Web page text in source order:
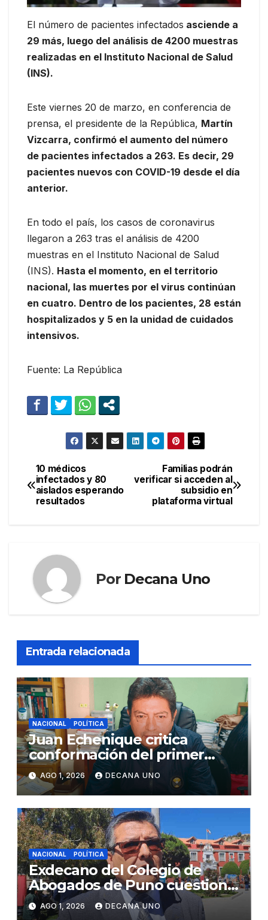
El número de pacientes infectados asciende a
29 más, luego del análisis de 4200 muestras
realizadas en el Instituto Nacional de Salud
(INS).
Este viernes 20 de marzo, en conferencia de
prensa, el presidente de la República, Martín
Vizcarra, confirmó el aumento del número
de pacientes infectados a 263. Es decir, 29
pacientes nuevos con COVID-19 desde el día
anterior.
En todo el país, los casos de coronavirus
llegaron a 263 tras el análisis de 4200
muestras en el Instituto Nacional de Salud
(INS). Hasta el momento, en el territorio
nacional, las muertes por el virus continúan
en cuatro. Dentro de los pacientes, 28 están
hospitalizados y 5 en la unidad de cuidados
intensivos.
Fuente: La República
Navegación
de
Familias podrán
verificar si acceden al
subsidio en
plataforma virtual
10 médicos
infectados y 80
aislados esperando
resultados
Por Decana Uno
Entrada relacionada
NACIONAL POLÍTICA
Juan Echenique critica
conformación del primer
gabinete ministerial de Keiko
Fujimori
AGO 1, 2026 DECANA UNO
NACIONAL POLÍTICA
Exdecano del Colegio de
Abogados de Puno cuestiona
propuestas sobre seguridad
ciudadana
AGO 1, 2026 DECANA UNO